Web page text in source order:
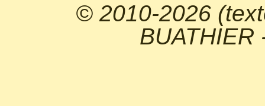
© 2010-2026
BUATHIER